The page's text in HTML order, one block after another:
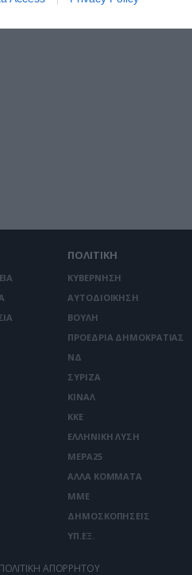
ΠΟΛΙΤΙΚΗ
ΚΥΒΕΡΝΗΣΗ
ΑΥΤΟΔΙΟΙΚΗΣΗ
ΒΟΥΛΗ
ΠΡΟΕΔΡΙΑ ΔΗΜΟΚΡΑΤΙΑΣ
ΝΔ
ΣΥΡΙΖΑ
ΚΙΝΑΛ
ΚΚΕ
ΕΛΛΗΝΙΚΗ ΛΥΣΗ
ΜΕΡΑ25
ΑΛΛΑ ΚΟΜΜΑΤΑ
ΜΜΕ
ΔΗΜΟΣΚΟΠΗΣΕΙΣ
ΥΠ.ΕΞ.
ΑΠΟΡΡΗΤΟΥ